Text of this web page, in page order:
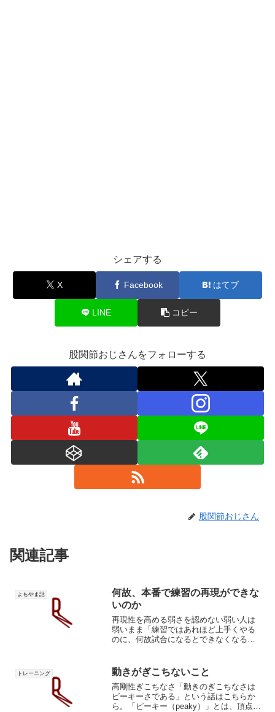
シェアする
X Facebook はてブ
LINE コピー
股関節おじさんをフォローする
股関節おじさん
関連記事
よもやま話
何故、本番で練習の再現ができな
いのか
再現性を高める弱さを認めない弱い人は
弱いまま「練習ではあれほど上手くやる
のに、何故試合になるとできなくなるの
です。何故本番のプレゼンでしどろもど
ろに…何故本番のプロポー...
トレーニング 動きがぎこちないこと
高剛性ぎこちなさ「動きのぎこちなさは
ピーキーさである」という話はこちらか
ら。「ピーキー（peaky）」とは、頂点を